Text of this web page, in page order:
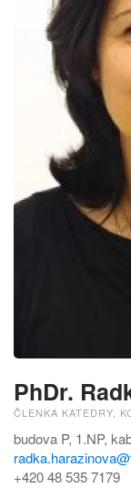
PhDr.
ČLENKA KATEDRY,
budova P, 1.NP,
+420 48 535 7179